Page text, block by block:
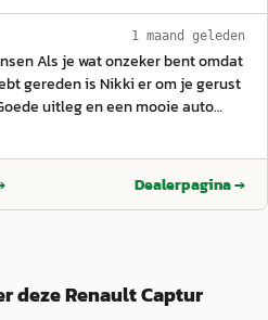
aantal jaren te kunnen
Piet en Corrie Grinwis.
1 maand geleden
Als je wat onzeker bent omdat
gereden is Nikki er om je gerust
uitleg en een mooie auto
Dealerpagina →
deze Renault Captur